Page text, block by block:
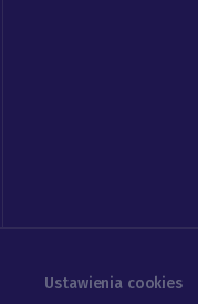
Ustawienia cookies